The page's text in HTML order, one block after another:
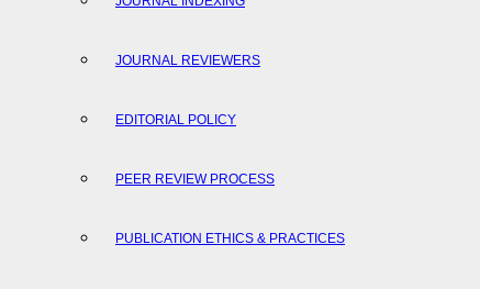
JOURNAL REVIEWERS
EDITORIAL POLICY
PEER REVIEW PROCESS
PUBLICATION ETHICS & PRACTICES